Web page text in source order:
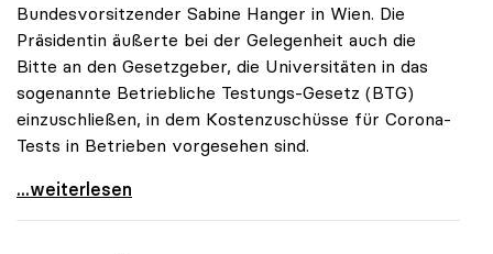
Bundesvorsitzender Sabine Hanger in Wien. Die
Präsidentin äußerte bei der Gelegenheit auch die
Bitte an den Gesetzgeber, die Universitäten in das
sogenannte Betriebliche Testungs-Gesetz (BTG)
einzuschließen, in dem Kostenzuschüsse für Corona-
Tests in Betrieben vorgesehen sind.
uniko begrüßt Spielraum durch Testmöglichkeiten
...weiterlesen